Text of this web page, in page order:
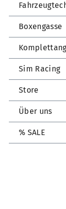
Boxengasse
Sim Racing
Store
Über uns
% SALE